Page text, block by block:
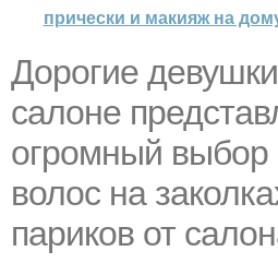
прически и макияж на
Дорогие
салоне
огромный выбор
волос на
париков от